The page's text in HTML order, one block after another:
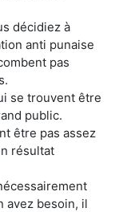
décidiez à
anti punaise
pas
se trouvent être
public.
être pas assez
résultat
avez besoin, il